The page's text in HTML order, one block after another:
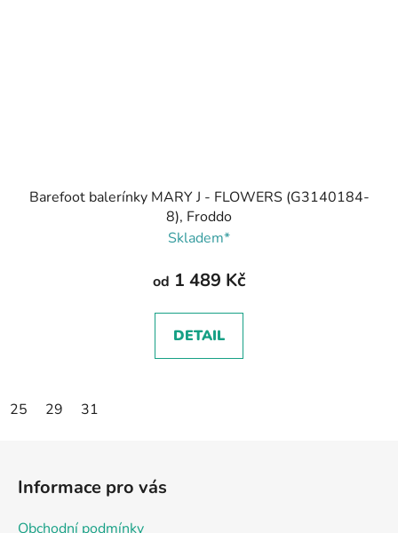
Barefoot balerínky MARY J - FLOWERS (G3140184-
8), Froddo
Skladem*
od 1 489 Kč
DETAIL
25 29 31
Informace pro vás
Obchodní podmínky